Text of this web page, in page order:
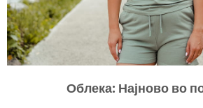
Облека: Најново во